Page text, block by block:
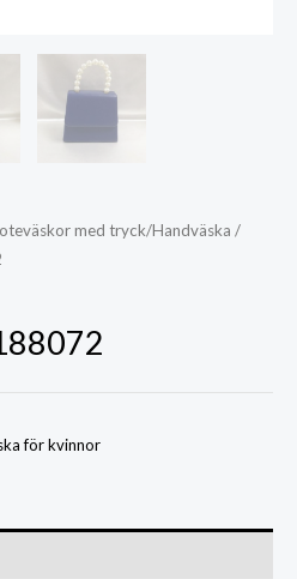
med tryck/Handväska /
för kvinnor